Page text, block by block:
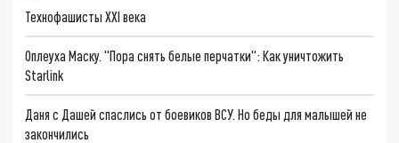
Технофашисты XXI века
Оплеуха Маску. "Пора снять белые перчатки": Как уничтожить
Starlink
Даня с Дашей спаслись от боевиков ВСУ. Но беды для малышей не
закончились